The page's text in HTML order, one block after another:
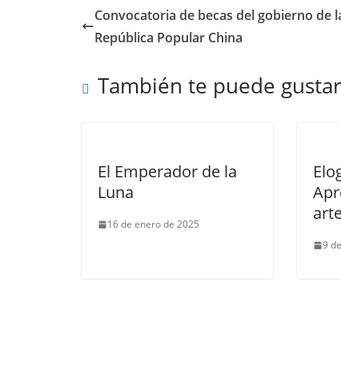
Convocatoria de becas del gobierno de
República Popular China
También te puede gustar
El Emperador de la
Luna
16 de enero de 2025
9